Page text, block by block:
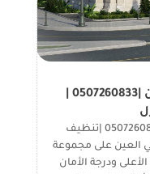
شركة تنظيف فلل في العين |0507260833 |
شركة تنظيف فلل في العين |0507260833 |تنظيف
العين على مجموعة
ودرجة الأمان